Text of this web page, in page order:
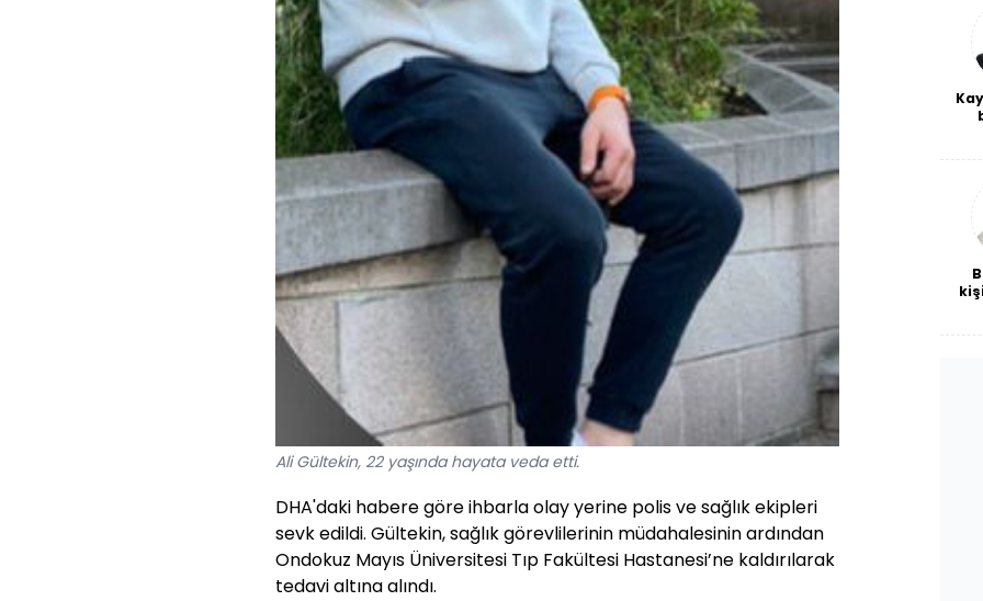
Ali Gültekin, 22 yaşında hayata veda etti.
DHA'daki habere göre ihbarla olay yerine polis ve sağlık ekipleri
sevk edildi. Gültekin, sağlık görevlilerinin müdahalesinin ardından
Ondokuz Mayıs Üniversitesi Tıp Fakültesi Hastanesi’ne kaldırılarak
tedavi altına alındı.